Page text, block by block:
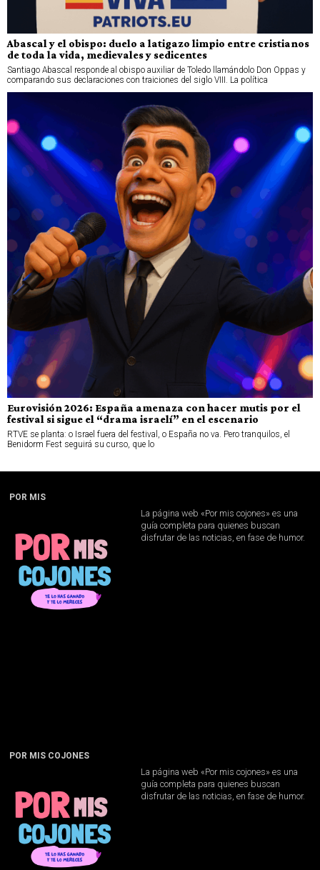
Abascal y el obispo: duelo a latigazo limpio entre cristianos
de toda la vida, medievales y sedicentes
Santiago Abascal responde al obispo auxiliar de Toledo llamándolo Don Oppas y
comparando sus declaraciones con traiciones del siglo VIII. La política
Eurovisión 2026: España amenaza con hacer mutis por el
festival si sigue el “drama israelí” en el escenario
RTVE se planta: o Israel fuera del festival, o España no va. Pero tranquilos, el
Benidorm Fest seguirá su curso, que lo
POR MIS
La página web «Por mis cojones» es una
guía completa para quienes buscan
disfrutar de las noticias, en fase de humor.
POR MIS COJONES
La página web «Por mis cojones» es una
guía completa para quienes buscan
disfrutar de las noticias, en fase de humor.